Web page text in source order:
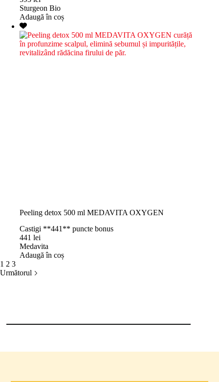
Sturgeon Bio
Adaugă în coș
Peeling detox 500 ml MEDAVITA OXYGEN
Castigi **441** puncte bonus
441 lei
Medavita
Adaugă în coș
1 2 3
Următorul